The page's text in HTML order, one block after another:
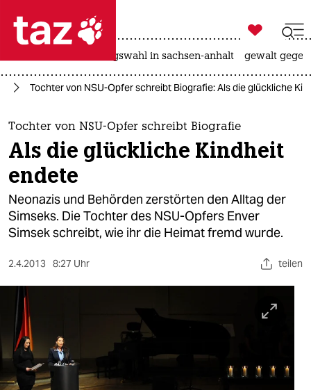
 taz zahl ich
taz zahl ich
themen
politik
öko
gesellschaft
sport
berlin
nord
wahrheit

taz zahl ich
landtagswahl in sachsen-anhalt gewalt
Tochter von NSU-Opfer schreibt Biografie: Als die glückliche
Tochter von NSU-Opfer schreibt Biografie
Als die glückliche Kindheit
endete
Neonazis und Behörden zerstörten den Alltag der
Simseks. Die Tochter des NSU-Opfers Enver
Simsek schreibt, wie ihr die Heimat fremd wurde.
2.4.2013 8:27 Uhr teilen